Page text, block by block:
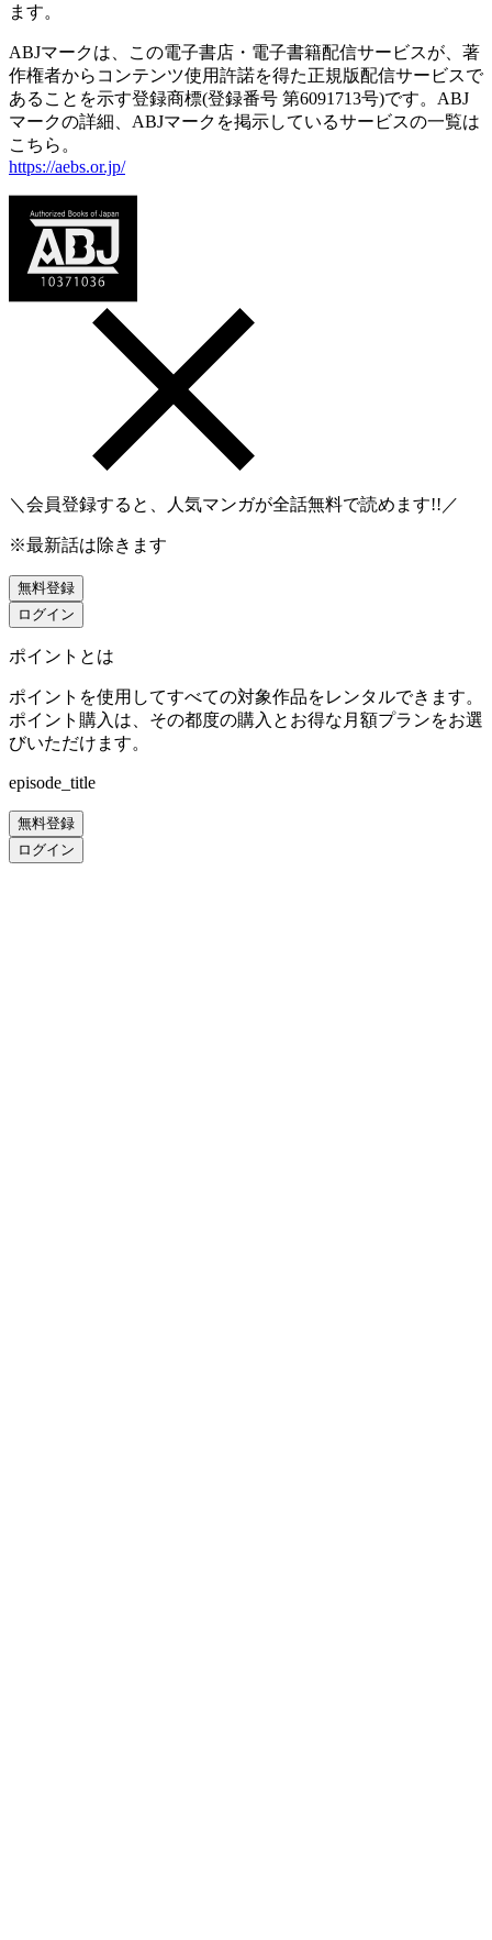
ます。
ABJマークは、この電子書店・電子書籍配信サービスが、著
作権者からコンテンツ使用許諾を得た正規版配信サービスで
あることを示す登録商標(登録番号 第6091713号)です。ABJ
マークの詳細、ABJマークを掲示しているサービスの一覧は
こちら。
https://aebs.or.jp/
＼会員登録すると、人気マンガが全話無料で読めます!!／
※最新話は除きます
無料登録
ログイン
ポイントとは
ポイントを使用してすべての対象作品をレンタルできます。
ポイント購入は、その都度の購入とお得な月額プランをお選
びいただけます。
episode_title
無料登録
ログイン